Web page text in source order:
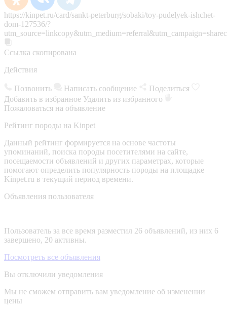
https://kinpet.ru/card/sankt-peterburg/sobaki/toy-pudelyek-ishchet-
dom-127536/?
Ссылка скопирована
Действия
Позвонить Написать сообщение
Поделиться
Добавить в избранное Удалить из избранного
Пожаловаться на объявление
Рейтинг породы на Kinpet
Данный рейтинг формируется на основе частоты
упоминаний, поиска породы посетителями на сайте,
посещаемости объявлений и других параметрах, которые
помогают определить популярность породы на площадке
Kinpet.ru в текущий период времени.
Объявления пользователя
Пользователь за все время разместил 26 объявлений, из них 6
завершено, 20 активны.
Посмотреть все объявления
Вы отключили уведомления
Мы не сможем отправить вам уведомление об изменении
цены